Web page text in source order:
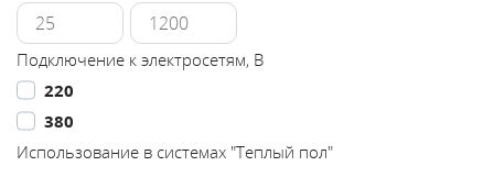
Каталог
Сервис
Найти магазин
Подключение к электросетям, В
220
380
Использование в системах "Теплый пол"